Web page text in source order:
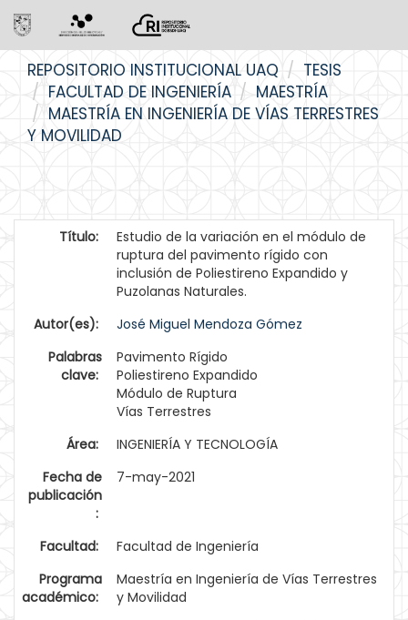
navigation
REPOSITORIO INSTITUCIONAL UAQ
TESIS
FACULTAD DE INGENIERÍA
MAESTRÍA
MAESTRÍA EN INGENIERÍA DE VÍAS TERRESTRES
Y MOVILIDAD
Título:
Estudio de la variación en el módulo de
ruptura del pavimento rígido con
inclusión de Poliestireno Expandido y
Puzolanas Naturales.
Autor(es):
José Miguel Mendoza Gómez
Palabras
clave:
Pavimento Rígido
Poliestireno Expandido
Módulo de Ruptura
Vías Terrestres
Área:
INGENIERÍA Y TECNOLOGÍA
Fecha de
publicación
:
7-may-2021
Facultad:
Facultad de Ingeniería
Programa
académico:
Maestría en Ingeniería de Vías Terrestres
y Movilidad